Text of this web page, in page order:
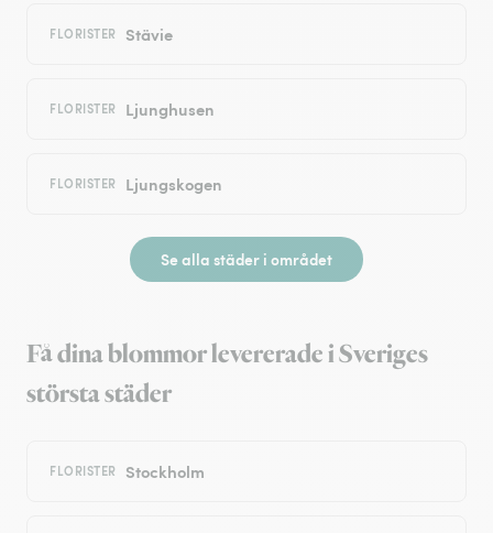
FLORISTER Stävie
FLORISTER Ljunghusen
FLORISTER Ljungskogen
Se alla städer i området
Få dina blommor levererade i Sveriges
största städer
FLORISTER Stockholm